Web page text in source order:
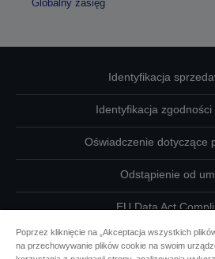
Globalny zasięg
Identyfikacja
Identyfikacja zgodności
Oświadczenie dotyczące
Odstąpienie od
EU Data Act
Skontaktuj się z nami w
Poprzez kliknięcie na „Akceptacja wszystkich
na przechowywanie plików cookie na swoim